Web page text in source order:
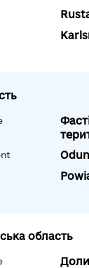
область